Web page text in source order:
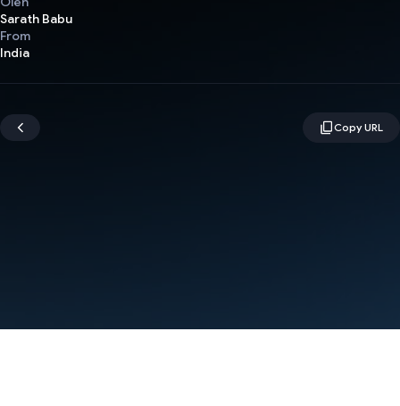
Sarath Babu
From
India